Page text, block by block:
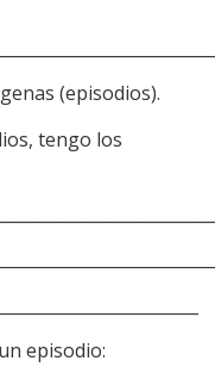
(episodios).
tengo los
episodio: